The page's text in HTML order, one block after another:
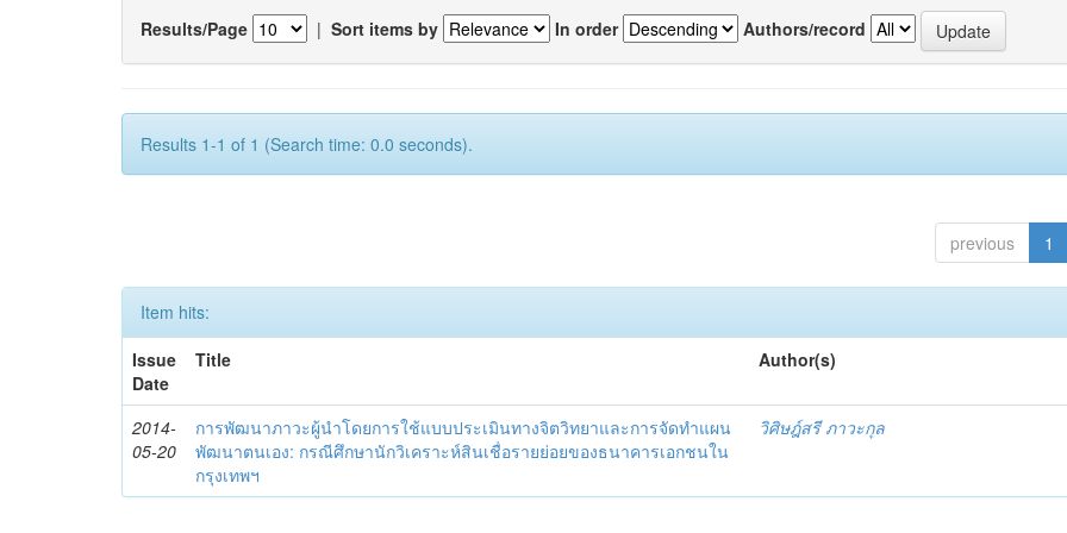
Results/Page | Sort items by In order Authors/record
Results 1-1 of 1 (Search time: 0.0 seconds).
previous 1
Item hits:
Issue
Date
Title Author(s)
2014-
05-20
การพัฒนาภาวะผู้นำโดยการใช้แบบประเมินทางจิตวิทยาและการจัดทำแผน
พัฒนาตนเอง: กรณีศึกษานักวิเคราะห์สินเชื่อรายย่อยของธนาคารเอกชนใน
กรุงเทพฯ
วิศิษฎ์สรี ภาวะกุล